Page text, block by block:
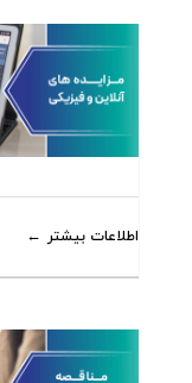
اطلاعات بیشتر